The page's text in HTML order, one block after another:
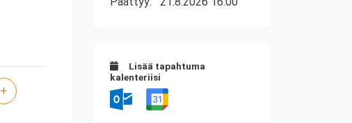
+
Lisää tapahtuma
kalenteriisi